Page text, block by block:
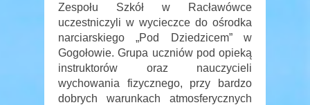
Zespołu Szkół w Racławówce
uczestniczyli w wycieczce do ośrodka
narciarskiego „Pod Dziedzicem” w
Gogołowie. Grupa uczniów pod opieką
instruktorów oraz nauczycieli
wychowania fizycznego, przy bardzo
dobrych warunkach atmosferycznych